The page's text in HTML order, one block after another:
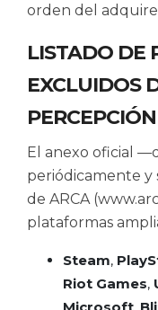
orden del
LISTADO DE
EXCLUIDOS
PERCEPCIÓN
El anexo oficial
periódicamente y
de ARCA (
plataformas
Steam,
Riot Games,
Microsoft